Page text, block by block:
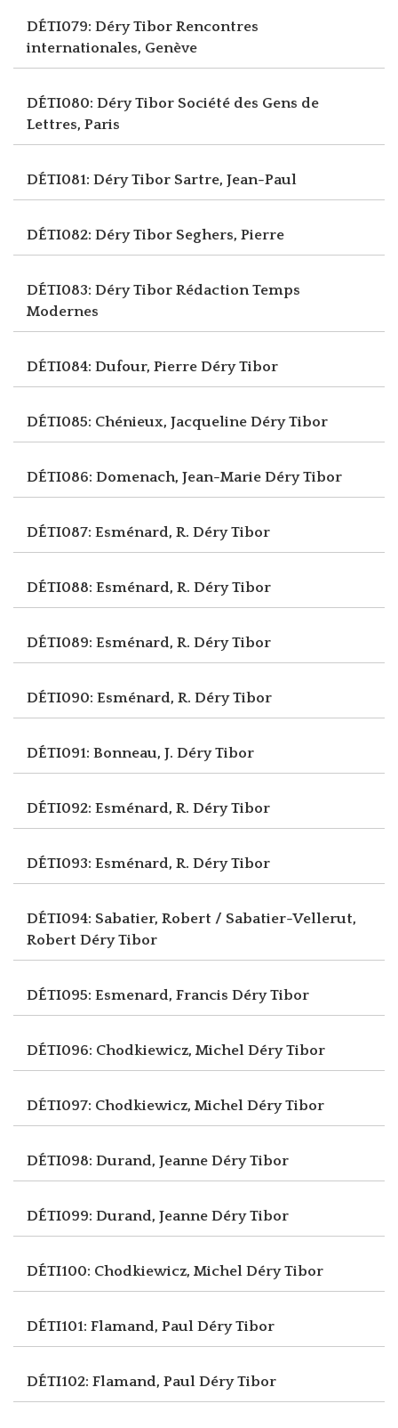
DÉTI079: Déry Tibor Rencontres
internationales, Genève
DÉTI080: Déry Tibor Société des Gens de
Lettres, Paris
DÉTI081: Déry Tibor Sartre, Jean-Paul
DÉTI082: Déry Tibor Seghers, Pierre
DÉTI083: Déry Tibor Rédaction Temps
Modernes
DÉTI084: Dufour, Pierre Déry Tibor
DÉTI085: Chénieux, Jacqueline Déry Tibor
DÉTI086: Domenach, Jean-Marie Déry Tibor
DÉTI087: Esménard, R. Déry Tibor
DÉTI088: Esménard, R. Déry Tibor
DÉTI089: Esménard, R. Déry Tibor
DÉTI090: Esménard, R. Déry Tibor
DÉTI091: Bonneau, J. Déry Tibor
DÉTI092: Esménard, R. Déry Tibor
DÉTI093: Esménard, R. Déry Tibor
DÉTI094: Sabatier, Robert / Sabatier-Vellerut,
Robert Déry Tibor
DÉTI095: Esmenard, Francis Déry Tibor
DÉTI096: Chodkiewicz, Michel Déry Tibor
DÉTI097: Chodkiewicz, Michel Déry Tibor
DÉTI098: Durand, Jeanne Déry Tibor
DÉTI099: Durand, Jeanne Déry Tibor
DÉTI100: Chodkiewicz, Michel Déry Tibor
DÉTI101: Flamand, Paul Déry Tibor
DÉTI102: Flamand, Paul Déry Tibor